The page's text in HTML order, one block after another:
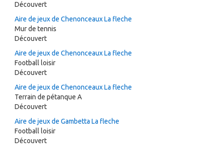
Découvert
Aire de jeux de Chenonceaux La fleche
Mur de tennis
Découvert
Aire de jeux de Chenonceaux La fleche
Football loisir
Découvert
Aire de jeux de Chenonceaux La fleche
Terrain de pétanque A
Découvert
Aire de jeux de Gambetta La fleche
Football loisir
Découvert